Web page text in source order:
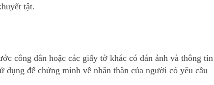
tật.
công dân hoặc các giấy tờ khác có dán ảnh và thông tin
dụng để chứng minh về nhân thân của người có yêu cầu